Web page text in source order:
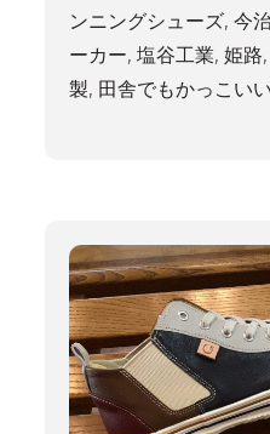
ンニングシューズ,今
ーカー,塩谷工業,姫路
製, 田舎でもかっこい